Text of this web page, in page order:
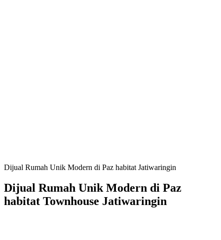
Dijual Rumah Unik Modern di Paz habitat Jatiwaringin
Dijual Rumah Unik Modern di Paz
habitat Townhouse Jatiwaringin